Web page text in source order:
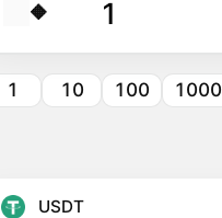
🔶
1 10 100 1000
USDT